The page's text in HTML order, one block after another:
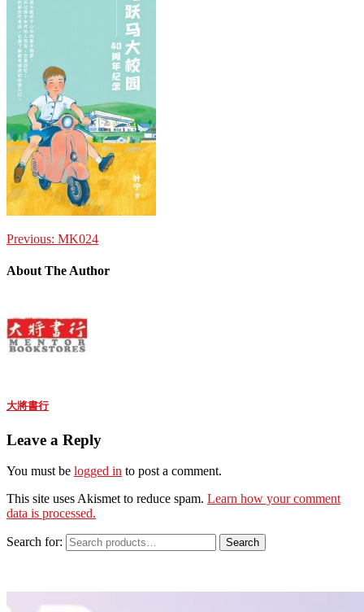
Previous: MK024
About The Author
大將書行
Leave a Reply
You must be logged in to post a comment.
This site uses Akismet to reduce spam. Learn how your comment
data is processed.
Search for: Search